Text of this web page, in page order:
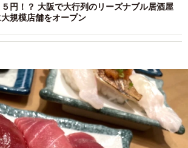
円！？ 大阪で大行列のリーズナブル居酒屋
規模店舗をオープン